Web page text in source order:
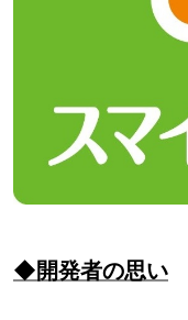
◆開発者の思い